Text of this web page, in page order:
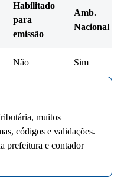
Habilitado
para
emissão
Amb.
Nacional
Não Sim
muitos
códigos e validações.
prefeitura e contador